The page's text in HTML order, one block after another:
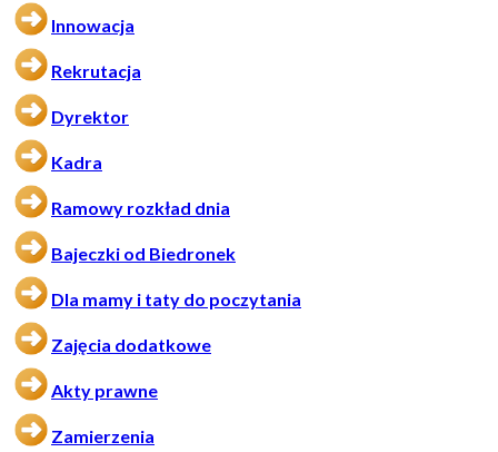
Innowacja
Rekrutacja
Dyrektor
Kadra
Ramowy rozkład dnia
Bajeczki od Biedronek
Dla mamy i taty do poczytania
Zajęcia dodatkowe
Akty prawne
Zamierzenia